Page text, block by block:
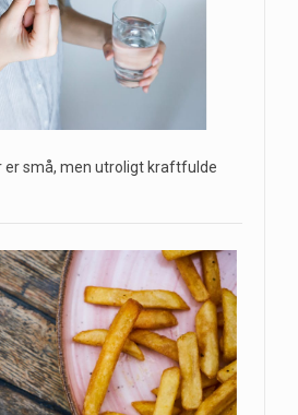
små, men utroligt kraftfulde